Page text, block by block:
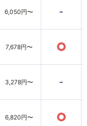
6,050円〜 -
7,678円〜 ○
3,278円〜 -
6,820円〜 ○